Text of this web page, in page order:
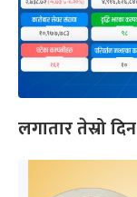
लगातार तेस्रो